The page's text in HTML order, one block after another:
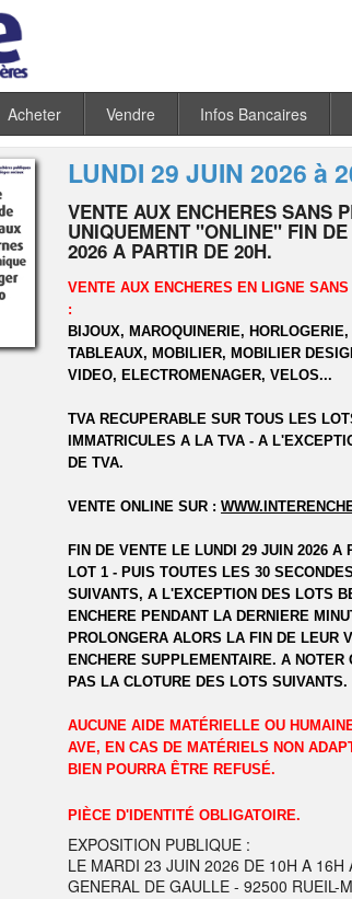
Acheter Vendre Infos Bancaires
LUNDI 29 JUIN 2026 à
VENTE AUX ENCHERES SANS
UNIQUEMENT "ONLINE" FIN
2026 A PARTIR DE 20H.
VENTE AUX ENCHERES EN LIGNE
:
BIJOUX, MAROQUINERIE,
TABLEAUX, MOBILIER, MOBILIER
VIDEO, ELECTROMENAGER, VELOS...
TVA RECUPERABLE SUR TOUS LES
IMMATRICULES A LA TVA - A
DE TVA.
VENTE ONLINE SUR :
FIN DE VENTE LE LUNDI 29 JUIN 2026 A
LOT 1 - PUIS TOUTES LES 30
SUIVANTS, A L'EXCEPTION DES LOTS
ENCHERE PENDANT LA DERNIERE
PROLONGERA ALORS LA FIN DE LEUR
ENCHERE SUPPLEMENTAIRE. A
PAS LA CLOTURE DES LOTS SUIVANTS.
AUCUNE AIDE MATÉRIELLE OU
AVE, EN CAS DE MATÉRIELS NON
BIEN POURRA ÊTRE REFUSÉ.
PIÈCE D'IDENTITÉ OBLIGATOIRE.
EXPOSITION PUBLIQUE :
LE MARDI 23 JUIN 2026 DE 10H A 16H
GENERAL DE GAULLE - 92500 RUEIL-